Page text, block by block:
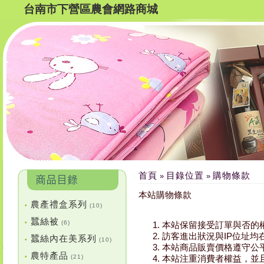
台南市下營區農會網路商城
• 農產禮盒系列 (10)
• 蠶絲被 (6)
• 蠶絲內在美系列 (10)
• 農特產品 (21)
首頁 » 目錄位置 » 購物條款
本站購物條款
本站保留接受訂單與否的
訪客進出狀況與IP位址均
本站商品販賣價格遵守公
本站注重消費者權益，並